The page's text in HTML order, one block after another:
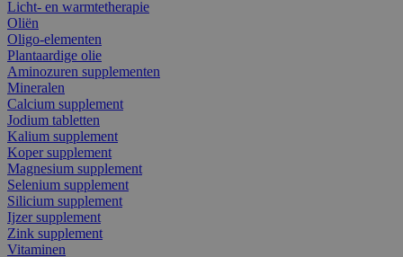
Licht- en warmtetherapie
Oliën
Oligo-elementen
Plantaardige olie
Aminozuren supplementen
Mineralen
Calcium supplement
Jodium tabletten
Kalium supplement
Koper supplement
Magnesium supplement
Selenium supplement
Silicium supplement
Ijzer supplement
Zink supplement
Vitaminen